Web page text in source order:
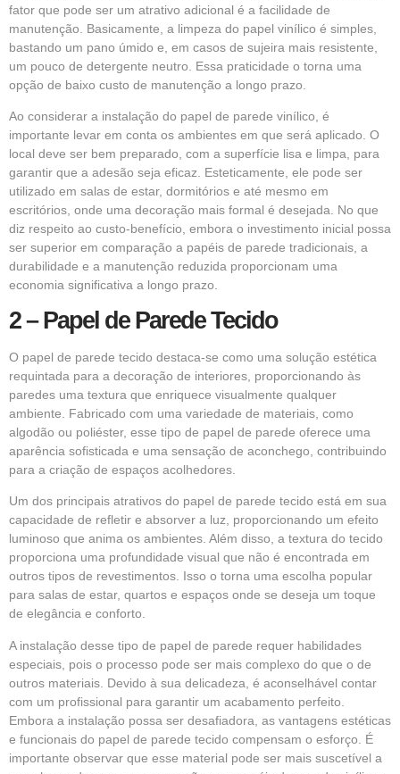
fator que pode ser um atrativo adicional é a facilidade de
manutenção. Basicamente, a limpeza do papel vinílico é simples,
bastando um pano úmido e, em casos de sujeira mais resistente,
um pouco de detergente neutro. Essa praticidade o torna uma
opção de baixo custo de manutenção a longo prazo.
Ao considerar a instalação do papel de parede vinílico, é
importante levar em conta os ambientes em que será aplicado. O
local deve ser bem preparado, com a superfície lisa e limpa, para
garantir que a adesão seja eficaz. Esteticamente, ele pode ser
utilizado em salas de estar, dormitórios e até mesmo em
escritórios, onde uma decoração mais formal é desejada. No que
diz respeito ao custo-benefício, embora o investimento inicial possa
ser superior em comparação a papéis de parede tradicionais, a
durabilidade e a manutenção reduzida proporcionam uma
economia significativa a longo prazo.
2 – Papel de Parede Tecido
O papel de parede tecido destaca-se como uma solução estética
requintada para a decoração de interiores, proporcionando às
paredes uma textura que enriquece visualmente qualquer
ambiente. Fabricado com uma variedade de materiais, como
algodão ou poliéster, esse tipo de papel de parede oferece uma
aparência sofisticada e uma sensação de aconchego, contribuindo
para a criação de espaços acolhedores.
Um dos principais atrativos do papel de parede tecido está em sua
capacidade de refletir e absorver a luz, proporcionando um efeito
luminoso que anima os ambientes. Além disso, a textura do tecido
proporciona uma profundidade visual que não é encontrada em
outros tipos de revestimentos. Isso o torna uma escolha popular
para salas de estar, quartos e espaços onde se deseja um toque
de elegância e conforto.
A instalação desse tipo de papel de parede requer habilidades
especiais, pois o processo pode ser mais complexo do que o de
outros materiais. Devido à sua delicadeza, é aconselhável contar
com um profissional para garantir um acabamento perfeito.
Embora a instalação possa ser desafiadora, as vantagens estéticas
e funcionais do papel de parede tecido compensam o esforço. É
importante observar que esse material pode ser mais suscetível a